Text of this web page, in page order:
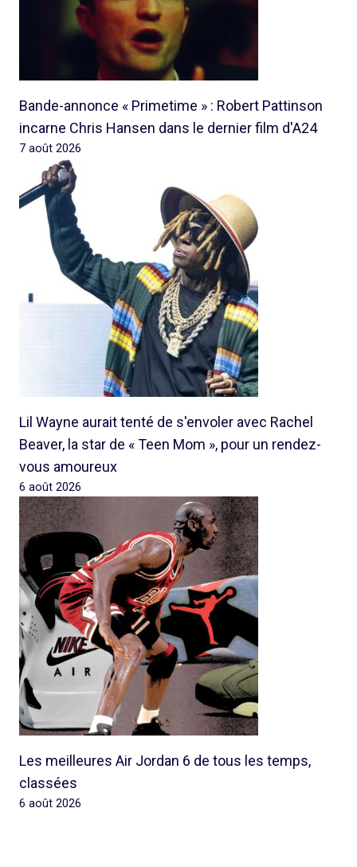
Bande-annonce « Primetime » : Robert Pattinson
incarne Chris Hansen dans le dernier film d'A24
7 août 2026
Lil Wayne aurait tenté de s'envoler avec Rachel
Beaver, la star de « Teen Mom », pour un rendez-
vous amoureux
6 août 2026
Les meilleures Air Jordan 6 de tous les temps,
classées
6 août 2026